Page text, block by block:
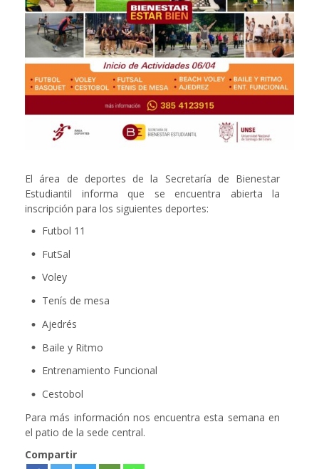
El área de deportes de la Secretaría de Bienestar
Estudiantil informa que se encuentra abierta la
inscripción para los siguientes deportes:
Futbol 11
FutSal
Voley
Tenís de mesa
Ajedrés
Baile y Ritmo
Entrenamiento Funcional
Cestobol
Para más información nos encuentra esta semana en
el patio de la sede central.
Compartir